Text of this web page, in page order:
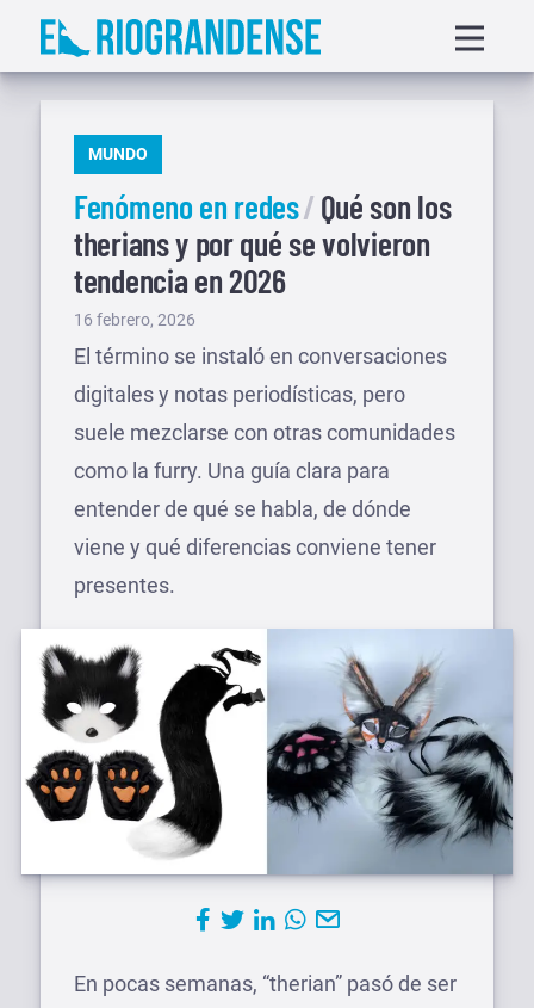
Saltar
menu
PUBLICADO
MUNDO
Fenómeno en redes Qué son los
therians y por qué se volvieron
tendencia en 2026
Publicado
el
16 febrero, 2026
El término se instaló en conversaciones
digitales y notas periodísticas, pero
suele mezclarse con otras comunidades
como la furry. Una guía clara para
entender de qué se habla, de dónde
viene y qué diferencias conviene tener
presentes.
En pocas semanas, “therian” pasó de ser